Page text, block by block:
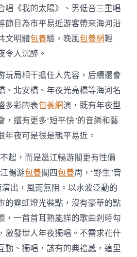
唱《我的太陽》、男低音三重唱
節目為市平易近游客帶來海河沿
文明體包養驗，晚風包養網輕
令人沉醉。
玩局相干擔任人先容，后續還會
、北安橋、年夜光亮橋等海河名
多彩的表包養網演，既有年夜型
，還有更多“短平快”的音樂和藝
年夜可是很是親平易近。
起，而是邕江暢游閣更有性價
暢游包養閣四包養周，“野生”音
出，風雨無阻。以水波泛動的
的霓虹燈光裝點，沒有豪華的點
，一首首耳熟能詳的歌曲剎時勾
激發世人年夜獨唱。不需求花什
動、獨唱，該有的典禮感，這里